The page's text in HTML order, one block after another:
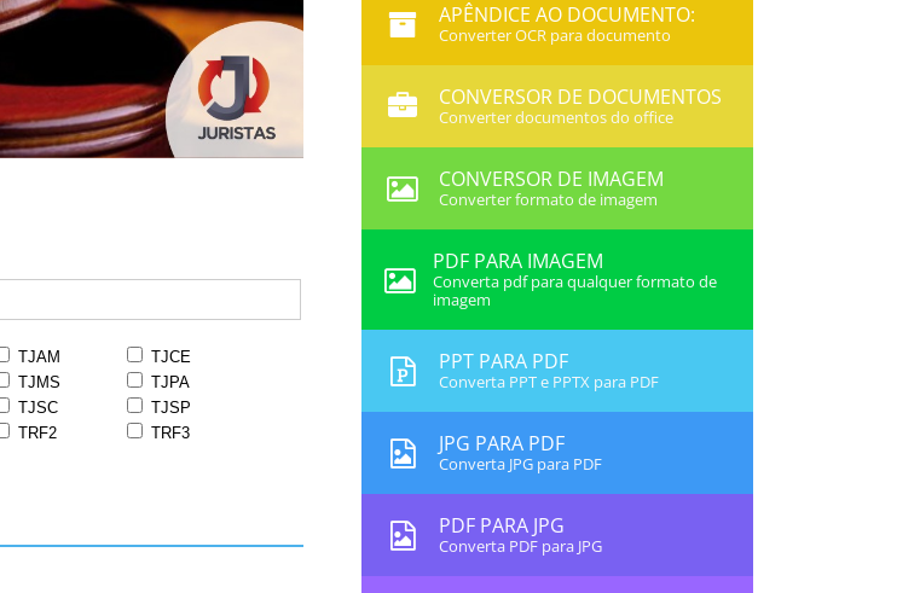
TJAM
TJCE
TJMS
TJPA
TJSC
TJSP
TRF2
TRF3
APÊNDICE AO DOCUMENTO:
Converter OCR para documento
CONVERSOR DE DOCUMENTOS
Converter documentos do office
CONVERSOR DE IMAGEM
Converter formato de imagem
PDF PARA IMAGEM
Converta pdf para qualquer formato de
imagem
PPT PARA PDF
Converta PPT e PPTX para PDF
JPG PARA PDF
Converta JPG para PDF
PDF PARA JPG
Converta PDF para JPG